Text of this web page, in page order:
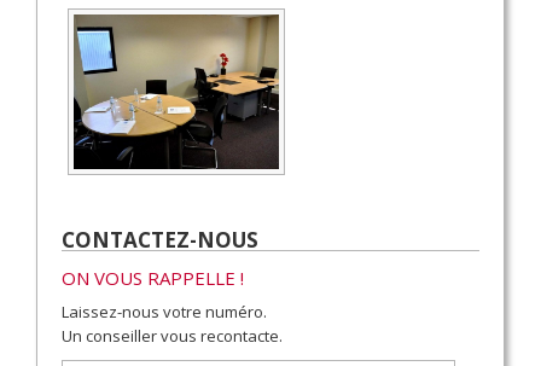
CONTACTEZ-NOUS
ON VOUS RAPPELLE !
Laissez-nous votre numéro.
Un conseiller vous recontacte.